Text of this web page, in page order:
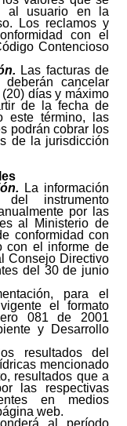
al usuario en la
Los reclamos y
con el
Contencioso
Las facturas de
cancelar
días y máximo
de la fecha de
este término, las
podrán cobrar los
de la jurisdicción
La información
instrumento
por las
al Ministerio de
conformidad con
con el informe de
Consejo Directivo
del 30 de junio
para el
el formato
081 de 2001
y Desarrollo
resultados del
mencionado
resultados que a
las respectivas
en medios
web.
al período